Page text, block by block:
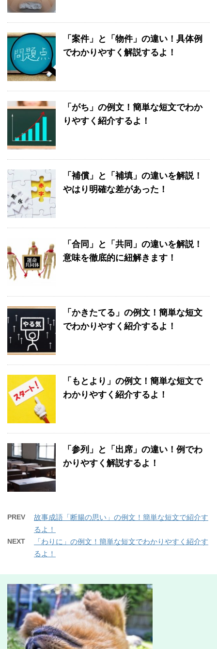
「案件」と「物件」の違い！具体例
でわかりやすく解説するよ！
「がち」の例文！簡単な短文でわか
りやすく紹介するよ！
「補償」と「補填」の違いを解説！
やはり明確な差があった！
「合同」と「共同」の違いを解説！
意味を徹底的に紐解きます！
「かきたてる」の例文！簡単な短文
でわかりやすく紹介するよ！
「もとより」の例文！簡単な短文で
わかりやすく紹介するよ！
「参列」と「出席」の違い！例でわ
かりやすく解説するよ！
PREV
故事成語「断腸の思い」の例文！簡単な短文で紹介す
るよ！
NEXT
「わりに」の例文！簡単な短文でわかりやすく紹介す
るよ！